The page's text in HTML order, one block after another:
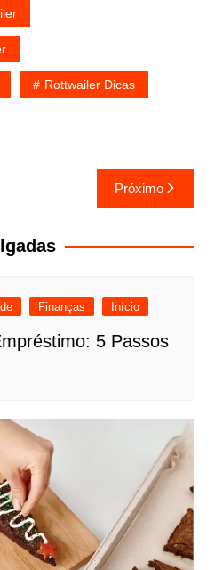
Rottwailer Dicas
Próximo
Finanças Início
5 Passos